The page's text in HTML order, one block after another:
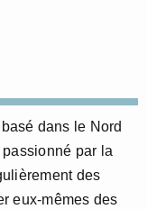
dans le Nord
par la
des
eux-mêmes des